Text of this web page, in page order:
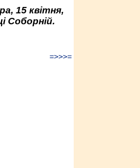
15 квітня,
Соборній.
=>>>=